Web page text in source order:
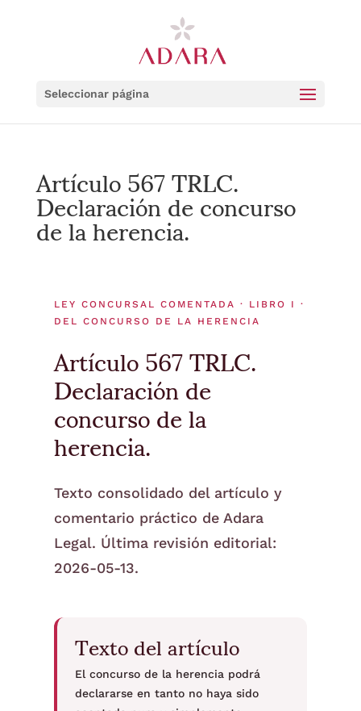
Seleccionar página
Artículo 567 TRLC.
Declaración de concurso
de la herencia.
LEY CONCURSAL COMENTADA · LIBRO I ·
DEL CONCURSO DE LA HERENCIA
Artículo 567 TRLC.
Declaración de
concurso de la
herencia.
Texto consolidado del artículo y
comentario práctico de Adara
Legal. Última revisión editorial:
2026-05-13.
Texto del artículo
El concurso de la herencia podrá
declararse en tanto no haya sido